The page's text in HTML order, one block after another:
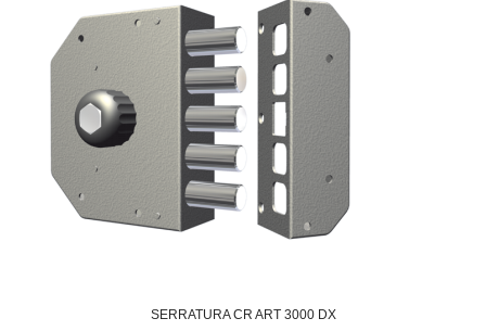
SERRATURA CR ART 3000 DX